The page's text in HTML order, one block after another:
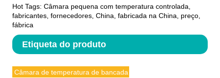
Hot Tags: Câmara pequena com temperatura controlada,
fabricantes, fornecedores, China, fabricada na China, preço,
fábrica
Etiqueta do produto
Câmara de temperatura de bancada